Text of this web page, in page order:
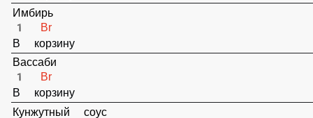
Соевый соус
1 Br
В корзину
Имбирь
В корзину